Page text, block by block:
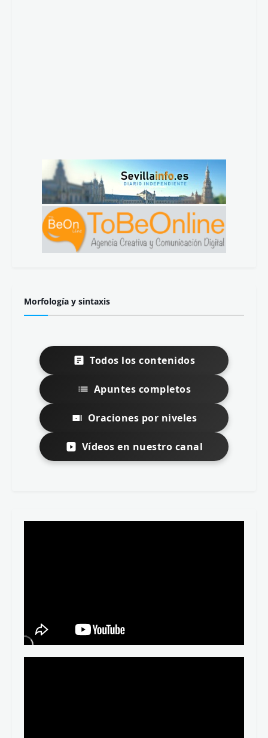
Morfología y sintaxis
Todos los contenidos
Apuntes completos
Oraciones por niveles
Vídeos en nuestro canal